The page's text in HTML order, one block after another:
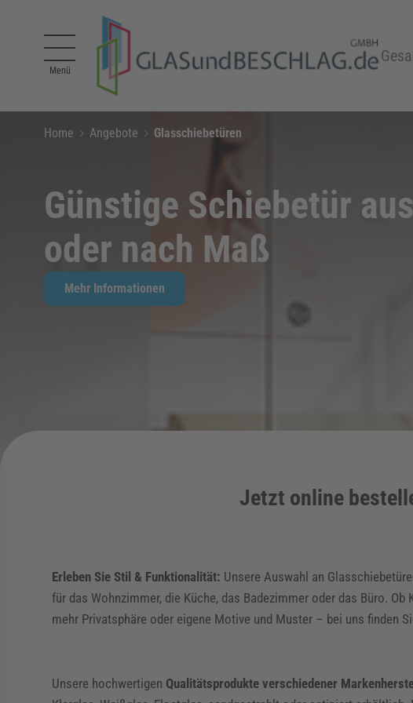
Menü
Home Angebote Glasschiebetüren
Günstige Schiebetür
oder nach Maß
Mehr Informationen
Jetzt online
Erleben Sie Stil & Funktionalität: Unsere Auswahl an
für das Wohnzimmer, die Küche, das Badezimmer oder das Büro.
mehr Privatsphäre oder eigene Motive und Muster – bei uns finden
Unsere hochwertigen Qualitätsprodukte verschiedener